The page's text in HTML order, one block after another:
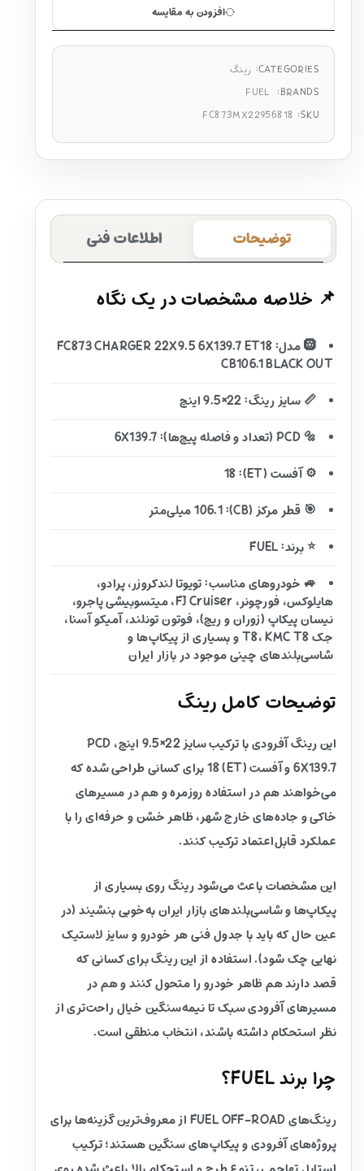
افزودن به مقایسه
CATEGORIES: رینگ
BRANDS:
FUEL
SKU:
FC873MX22956818
توضیحات اطلاعات فنی
📌 خلاصه مشخصات در یک نگاه
🛞 مدل: FC873 CHARGER 22X9.5 6X139.7 ET18
CB106.1 BLACK OUT
📏 سایز رینگ: 22×9.5 اینچ
🔩 PCD (تعداد و فاصله پیچ‌ها): 6X139.7
⚙️ آفست (ET): 18
🎯 قطر مرکز (CB): 106.1 میلی‌متر
⭐ برند: FUEL
🚙 خودروهای مناسب: تویوتا لندکروزر، پرادو،
هایلوکس، فورچونر، FJ Cruiser، میتسوبیشی پاجرو،
نیسان پیکاپ (زوران و ریچ)، فوتون تونلند، آمیکو آسنا،
جک T8، KMC T8 و بسیاری از پیکاپ‌ها و
شاسی‌بلندهای چینی موجود در بازار ایران
توضیحات کامل رینگ
این رینگ آفرودی با ترکیب سایز 22×9.5 اینچ، PCD
6X139.7 و آفست (ET) 18 برای کسانی طراحی شده که
می‌خواهند هم در استفاده روزمره و هم در مسیرهای
خاکی و جاده‌های خارج شهر، ظاهر خشن و حرفه‌ای را با
عملکرد قابل‌اعتماد ترکیب کنند.
این مشخصات باعث می‌شود رینگ روی بسیاری از
پیکاپ‌ها و شاسی‌بلندهای بازار ایران به‌خوبی بنشیند (در
عین حال که باید با جدول فنی هر خودرو و سایز لاستیک
نهایی چک شود). استفاده از این رینگ برای کسانی که
قصد دارند هم ظاهر خودرو را متحول کنند و هم در
مسیرهای آفرودی سبک تا نیمه‌سنگین خیال راحت‌تری از
نظر استحکام داشته باشند، انتخاب منطقی است.
چرا برند FUEL؟
رینگ‌های FUEL OFF-ROAD از معروف‌ترین گزینه‌ها برای
پروژه‌های آفرودی و پیکاپ‌های سنگین هستند؛ ترکیب